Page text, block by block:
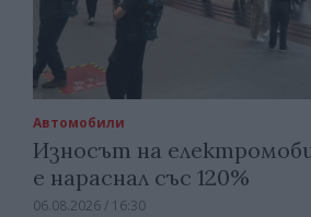
Автомобили
Износът на
е нараснал със 120%
06.08.2026 / 16:30